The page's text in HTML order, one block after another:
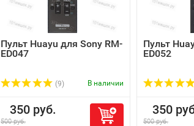
Пульт Huayu для Sony RM-
ED047
(9) В наличии
350 руб.
500 руб.
Пульт
ED052
350
500 руб.